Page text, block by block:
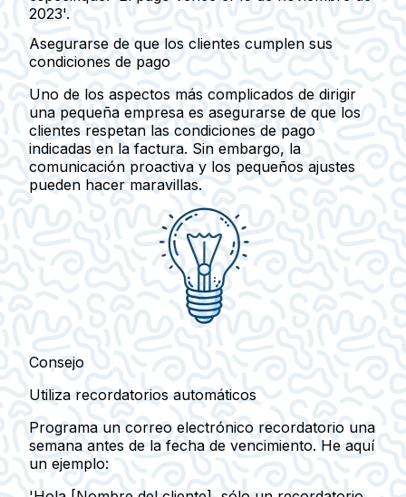
2023'.
Asegurarse de que los clientes cumplen sus
condiciones de pago
Uno de los aspectos más complicados de dirigir
una pequeña empresa es asegurarse de que los
clientes respetan las condiciones de pago
indicadas en la factura. Sin embargo, la
comunicación proactiva y los pequeños ajustes
pueden hacer maravillas.
Consejo
Utiliza recordatorios automáticos
Programa un correo electrónico recordatorio una
semana antes de la fecha de vencimiento. He aquí
un ejemplo: